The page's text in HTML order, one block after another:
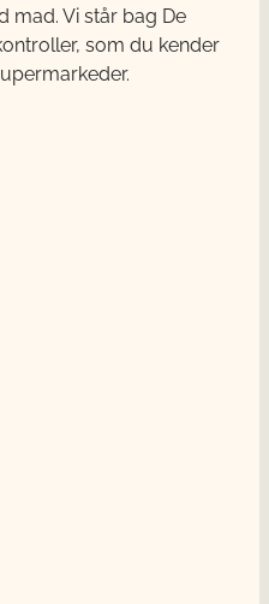
mad. Vi står bag De
som du kender